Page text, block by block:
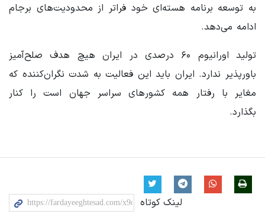
به توسعه برنامه هسته‌ای خود فراتر از محدودیت‌های برجام
ادامه می‌دهد.
تولید اورانیوم ۶۰ درصدی در ایران هیچ هدف صلح‌آمیز
باورپذیر ندارد. ایران باید این فعالیت به شدت نگران‌کننده که
مغایر با رفتار همه کشورهای سراسر جهان است را کنار
بگذارد.
لینک کوتاه